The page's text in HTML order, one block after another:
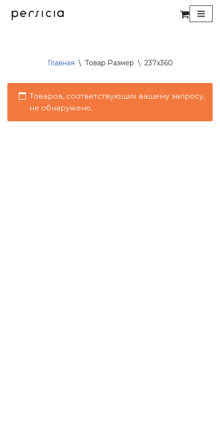
Главная \ Товар Размер \ 237x360
Товаров, соответствующих вашему запросу,
не обнаружено.